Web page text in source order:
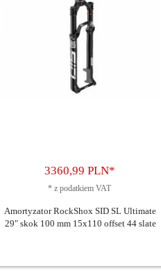
3360,99 PLN*
*z podatkiem VAT
Amortyzator RockShox SID SL Ultimate
29" skok 100 mm 15x110 offset 44 slate